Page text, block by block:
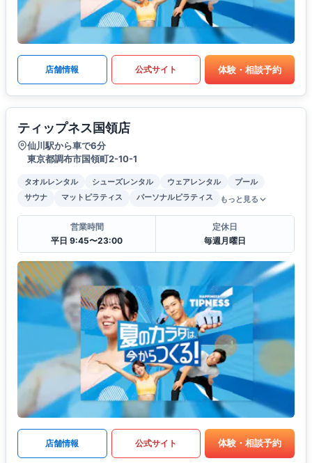
店舗情報 公式サイト 体験・相談予約
ティップネス国領店
仙川駅から車で6分
東京都調布市国領町2-10-1
タオルレンタル シューズレンタル ウェアレンタル
プール
サウナ
マットピラティス パーソナルピラティス もっと見る
営業時間
平日 9:45〜23:00
定休日
毎週月曜日
店舗情報 公式サイト 体験・相談予約